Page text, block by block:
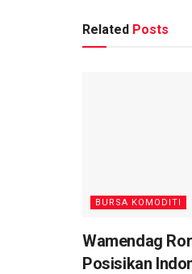
Related Posts
BURSA KOMODITI
Wamendag
Posisikan